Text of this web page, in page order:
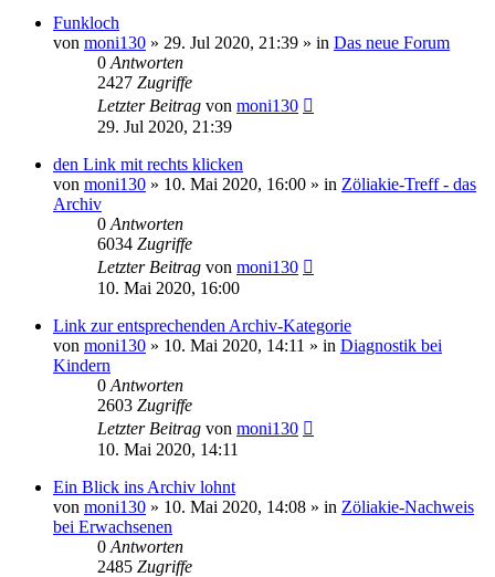
Funkloch
von moni130 » 29. Jul 2020, 21:39 » in Das neue Forum
0 Antworten
2427 Zugriffe
Letzter Beitrag von moni130
29. Jul 2020, 21:39
den Link mit rechts klicken
von moni130 » 10. Mai 2020, 16:00 » in Zöliakie-Treff - das
Archiv
0 Antworten
6034 Zugriffe
Letzter Beitrag von moni130
10. Mai 2020, 16:00
Link zur entsprechenden Archiv-Kategorie
von moni130 » 10. Mai 2020, 14:11 » in Diagnostik bei
Kindern
0 Antworten
2603 Zugriffe
Letzter Beitrag von moni130
10. Mai 2020, 14:11
Ein Blick ins Archiv lohnt
von moni130 » 10. Mai 2020, 14:08 » in Zöliakie-Nachweis
bei Erwachsenen
0 Antworten
2485 Zugriffe